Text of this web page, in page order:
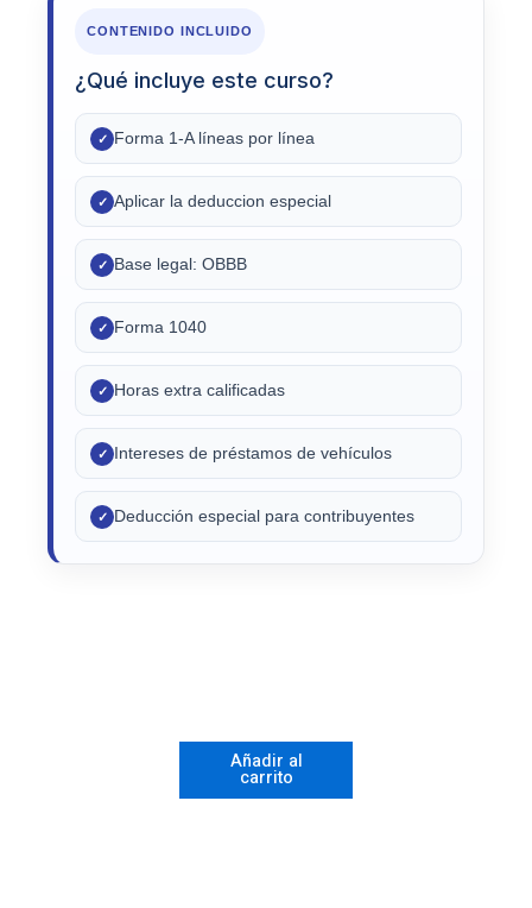
CONTENIDO INCLUIDO
¿Qué incluye este curso?
✓ Forma 1-A líneas por línea
✓ Aplicar la deduccion especial
✓ Base legal: OBBB
✓ Forma 1040
✓ Horas extra calificadas
✓ Intereses de préstamos de vehículos
✓ Deducción especial para contribuyentes
Forma
Añadir al
carrito